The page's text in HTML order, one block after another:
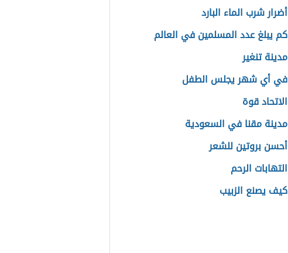
أضرار شرب الماء البارد
كم يبلغ عدد المسلمين في العالم
مدينة تنغير
في أي شهر يجلس الطفل
الاتحاد قوة
مدينة مقنا في السعودية
أحسن بروتين للشعر
التهابات الرحم
كيف يصنع الزبيب